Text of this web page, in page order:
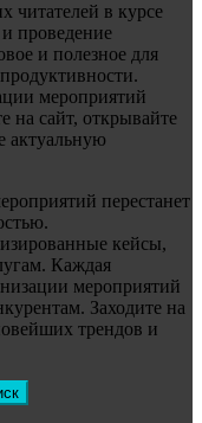
читателей в курсе
проведение
и полезное для
мероприятий
на сайт, открывайте
актуальную
перестанет
кейсы,
Каждая
мероприятий
Заходите на
трендов и